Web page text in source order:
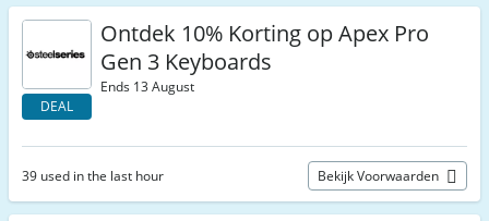
DEAL
Ontdek 10% Korting op Apex Pro
Gen 3 Keyboards
Ends 13 August
39 used in the last hour Bekijk Voorwaarden